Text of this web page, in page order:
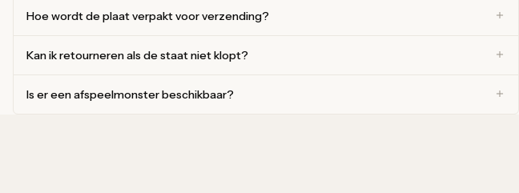
Hoe wordt de plaat verpakt voor verzending?
Kan ik retourneren als de staat niet klopt?
Is er een afspeelmonster beschikbaar?